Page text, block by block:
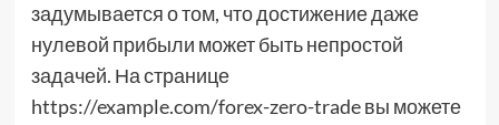
задумывается о том, что достижение даже
нулевой прибыли может быть непростой
задачей. На странице
https://example.com/forex-zero-trade вы можете